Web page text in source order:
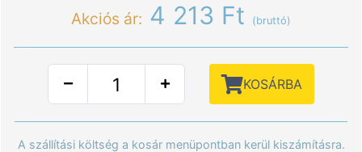
Akciós ár: 4 213 Ft (bruttó)
KOSÁRBA
A szállítási költség a kosár menüpontban kerül kiszámításra.